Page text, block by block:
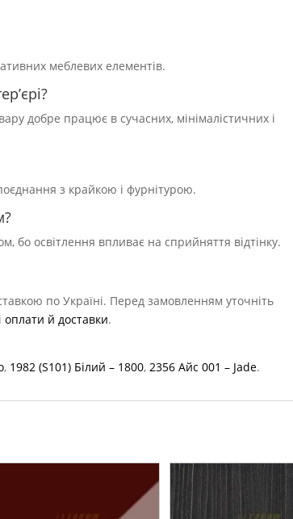
меблевих елементів.
добре працює в сучасних, мінімалістичних і
з крайкою і фурнітурою.
бо освітлення впливає на сприйняття відтінку.
по Україні. Перед замовленням уточніть
оплати й доставки.
, 1982 (S101) Білий – 1800,2356 Айс 001 – Jade.